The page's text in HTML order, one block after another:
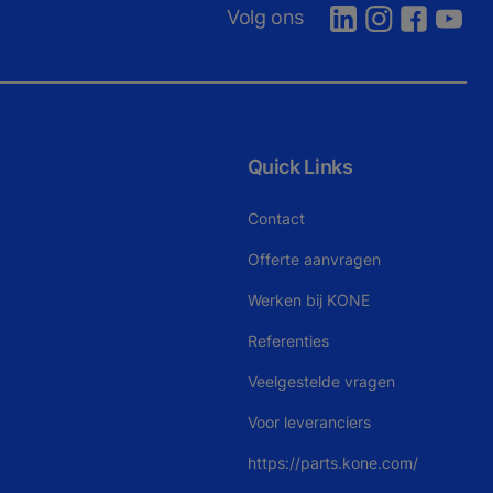
Volg ons
Quick Links
Contact
Offerte aanvragen
Werken bij KONE
Referenties
Veelgestelde vragen
Voor leveranciers
https://parts.kone.com/